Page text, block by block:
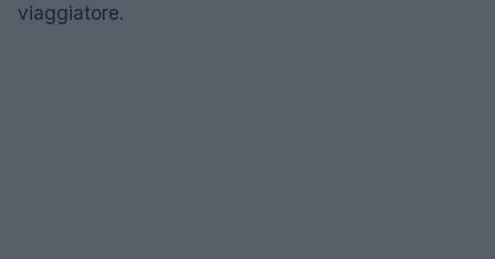
viaggiatore.